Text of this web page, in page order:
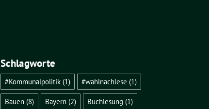
Schlagworte
#Kommunalpolitik (1) #wahlnachlese (1)
Bauen (8) Bayern(2) Buchlesung (1)